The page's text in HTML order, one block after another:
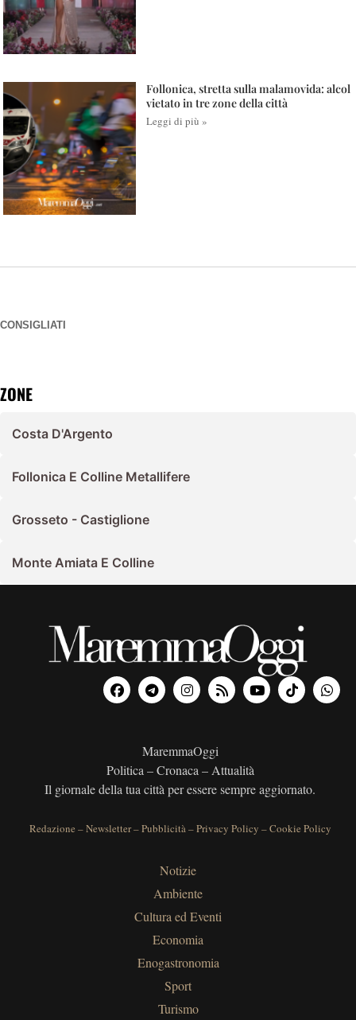
Follonica, stretta sulla malamovida: alcol
vietato in tre zone della città
Leggi di più »
CONSIGLIATI
ZONE
Costa D'Argento
Follonica E Colline Metallifere
Grosseto - Castiglione
Monte Amiata E Colline
MaremmaOggi
Politica – Cronaca – Attualità
Il giornale della tua città per essere sempre aggiornato.
Redazione –Newsletter–Pubblicità–Privacy Policy –Cookie Policy
Notizie
Ambiente
Cultura ed Eventi
Economia
Enogastronomia
Sport
Turismo